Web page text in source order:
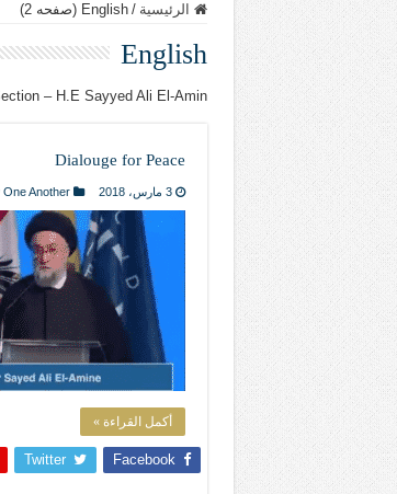
إذا كان التسنن هو
علاقات المذاهب
لن تحمينا مذاهبنا ولا
ليست المنفعة تأتي من
المتهاون بوطنه متهاون
نسج العلاقة مع الآخر
الرئيسية / English (صفحه 2)
English
– H.E Sayyed Ali El-Amin
Dialouge for Peace
3 مارس، 2018 One Another
أكمل القراءة »
Facebook
Twitter
تيك توك